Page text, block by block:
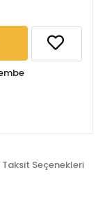
Taksit Seçenekleri